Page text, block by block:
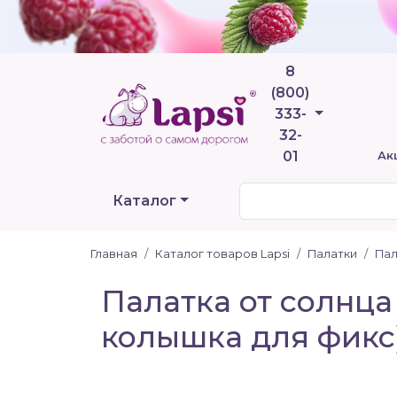
8
(800)
333-
32-
01
Телефоны
Каталог
Главная Каталог товаров Lapsi Палатки
Палатка от
колышка для